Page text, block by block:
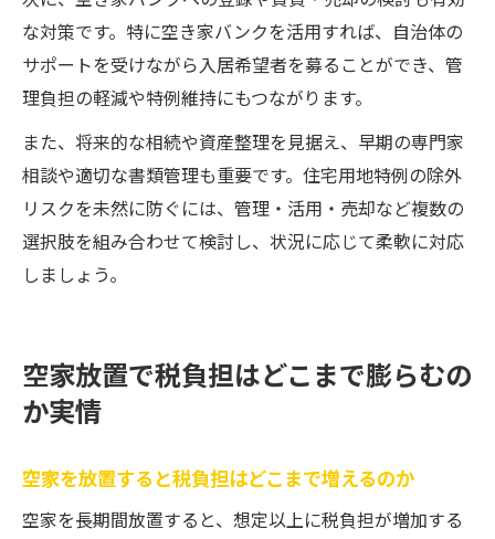
な対策です。特に空き家バンクを活用すれば、自治体の
サポートを受けながら入居希望者を募ることができ、管
理負担の軽減や特例維持にもつながります。
また、将来的な相続や資産整理を見据え、早期の専門家
相談や適切な書類管理も重要です。住宅用地特例の除外
リスクを未然に防ぐには、管理・活用・売却など複数の
選択肢を組み合わせて検討し、状況に応じて柔軟に対応
しましょう。
空家放置で税負担はどこまで膨らむの
か実情
空家を放置すると税負担はどこまで増えるのか
空家を長期間放置すると、想定以上に税負担が増加する